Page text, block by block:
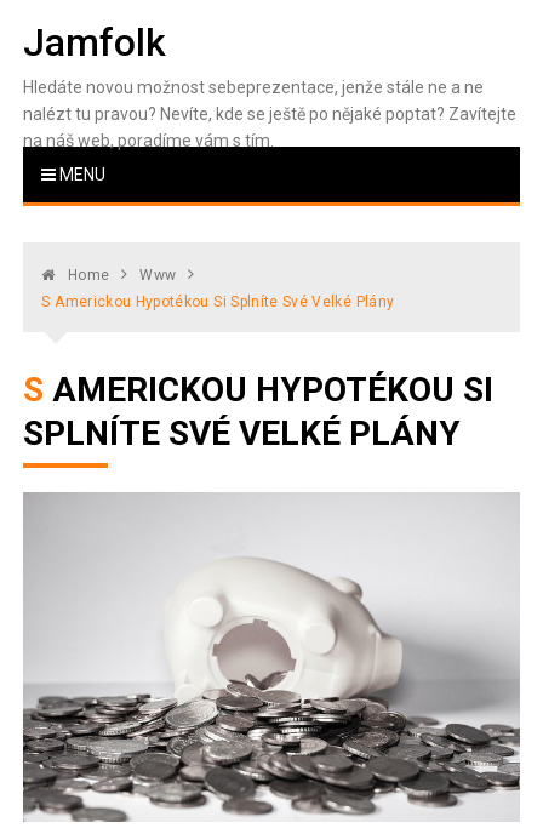
Jamfolk
Hledáte novou možnost sebeprezentace, jenže stále ne a ne
nalézt tu pravou? Nevíte, kde se ještě po nějaké poptat? Zavítejte
na náš web, poradíme vám s tím.
MENU
Home
Www
S Americkou Hypotékou Si Splníte Své Velké Plány
S AMERICKOU HYPOTÉKOU SI
SPLNÍTE SVÉ VELKÉ PLÁNY